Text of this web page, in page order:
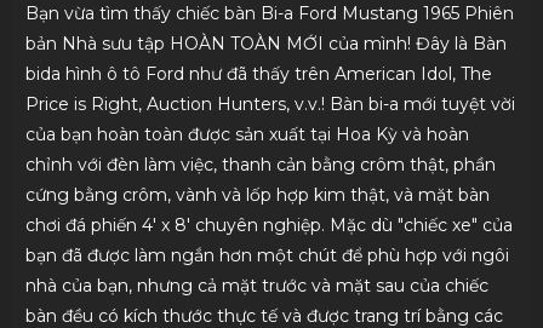
Bạn vừa tìm thấy chiếc bàn Bi-a Ford Mustang 1965 Phiên
bản Nhà sưu tập HOÀN TOÀN MỚI của mình! Đây là Bàn
bida hình ô tô Ford như đã thấy trên American Idol, The
Price is Right, Auction Hunters, v.v.! Bàn bi-a mới tuyệt vời
của bạn hoàn toàn được sản xuất tại Hoa Kỳ và hoàn
chỉnh với đèn làm việc, thanh cản bằng crôm thật, phần
cứng bằng crôm, vành và lốp hợp kim thật, và mặt bàn
chơi đá phiến 4' x 8' chuyên nghiệp. Mặc dù "chiếc xe" của
bạn đã được làm ngắn hơn một chút để phù hợp với ngôi
nhà của bạn, nhưng cả mặt trước và mặt sau của chiếc
bàn đều có kích thước thực tế và được trang trí bằng các